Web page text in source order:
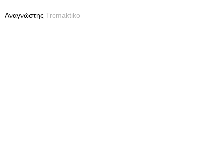
Αναγνώστης Tromaktiko